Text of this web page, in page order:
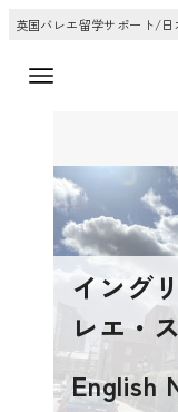
英国バレエ留学サポート/
イング
レエ・
English